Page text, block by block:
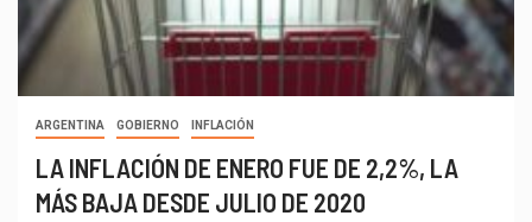
ARGENTINA GOBIERNO INFLACIÓN
LA INFLACIÓN DE ENERO FUE DE 2,2%, LA
MÁS BAJA DESDE JULIO DE 2020